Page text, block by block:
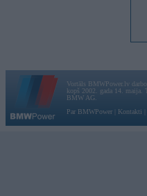
Vortāls BMWPower.lv
kopš 2002. gada 14. maija.
BMW AG.
Par BMWPower
Kontakti